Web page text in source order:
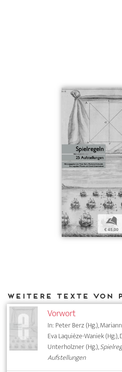
b
€ 45,00
Vorwort
In: Peter Berz (Hg.),
Eva Laquièze-Waniek (Hg.),
Unterholzner (Hg.),
Aufstellungen